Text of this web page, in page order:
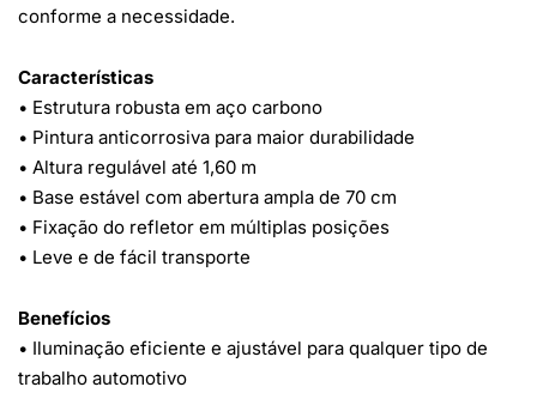
conforme a necessidade.
Características
• Estrutura robusta em aço carbono
• Pintura anticorrosiva para maior durabilidade
• Altura regulável até 1,60 m
• Base estável com abertura ampla de 70 cm
• Fixação do refletor em múltiplas posições
• Leve e de fácil transporte
Benefícios
• Iluminação eficiente e ajustável para qualquer tipo de
trabalho automotivo